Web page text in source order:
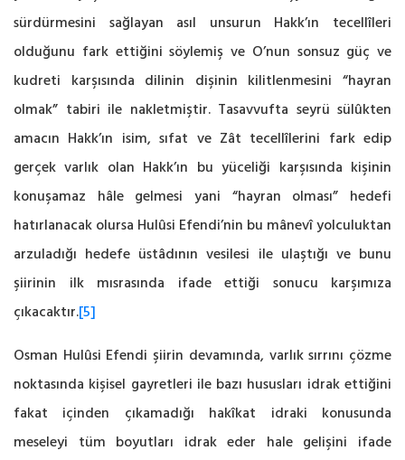
sürdürmesini sağlayan asıl unsurun Hakk’ın tecellîleri
olduğunu fark ettiğini söylemiş ve O’nun sonsuz güç ve
kudreti karşısında dilinin dişinin kilitlenmesini “hayran
olmak” tabiri ile nakletmiştir. Tasavvufta seyrü sülûkten
amacın Hakk’ın isim, sıfat ve Zât tecellîlerini fark edip
gerçek varlık olan Hakk’ın bu yüceliği karşısında kişinin
konuşamaz hâle gelmesi yani “hayran olması” hedefi
hatırlanacak olursa Hulûsi Efendi’nin bu mânevî yolculuktan
arzuladığı hedefe üstâdının vesilesi ile ulaştığı ve bunu
şiirinin ilk mısrasında ifade ettiği sonucu karşımıza
çıkacaktır.[5]
Osman Hulûsi Efendi şiirin devamında, varlık sırrını çözme
noktasında kişisel gayretleri ile bazı hususları idrak ettiğini
fakat içinden çıkamadığı hakîkat idraki konusunda
meseleyi tüm boyutları idrak eder hale gelişini ifade